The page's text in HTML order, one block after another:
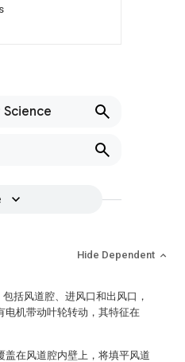
Hide Dependent
括风道腔、进风口和出风口，
电机带动叶轮转动，其特征在
盖在风道腔内壁上，将填平风道